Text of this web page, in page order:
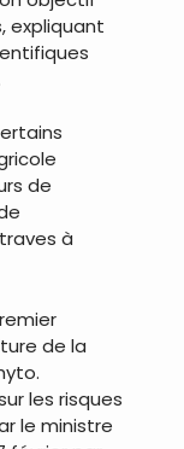
expliquant
de
à
de la
les risques
le ministre